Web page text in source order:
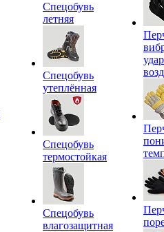
Спецобувь
летняя
Спецобувь
утеплённая
Спецобувь
термостойкая
Спецобувь
влагозащитная